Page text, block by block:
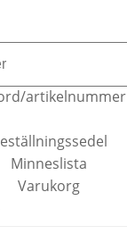
artikelnummer
Minneslista
Varukorg